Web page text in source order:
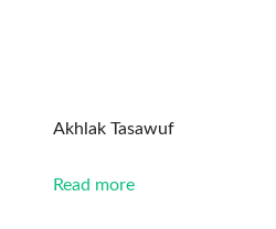
Akhlak Tasawuf
Read more